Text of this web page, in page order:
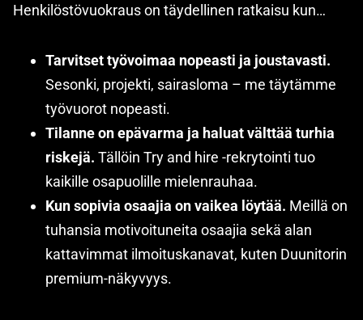
Henkilöstövuokraus on täydellinen ratkaisu kun…
Tarvitset työvoimaa nopeasti ja joustavasti.
Sesonki, projekti, sairasloma – me täytämme
työvuorot nopeasti.
Tilanne on epävarma ja haluat välttää turhia
riskejä. Tällöin Try and hire -rekrytointi tuo
kaikille osapuolille mielenrauhaa.
Kun sopivia osaajia on vaikea löytää. Meillä on
tuhansia motivoituneita osaajia sekä alan
kattavimmat ilmoituskanavat, kuten Duunitorin
premium-näkyvyys.